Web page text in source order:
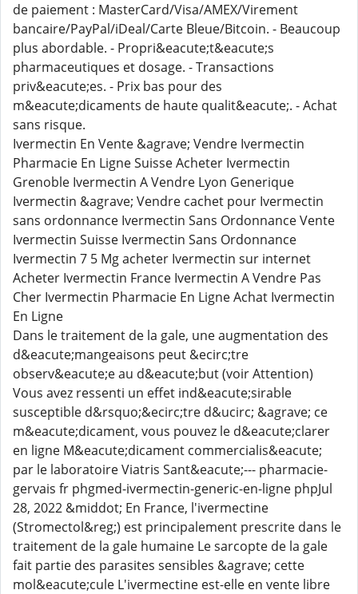
de paiement : MasterCard/Visa/AMEX/Virement
bancaire/PayPal/iDeal/Carte Bleue/Bitcoin. - Beaucoup
plus abordable. - Propri&eacute;t&eacute;s
pharmaceutiques et dosage. - Transactions
priv&eacute;es. - Prix bas pour des
m&eacute;dicaments de haute qualit&eacute;. - Achat
sans risque.
Ivermectin En Vente &agrave; Vendre Ivermectin
Pharmacie En Ligne Suisse Acheter Ivermectin
Grenoble Ivermectin A Vendre Lyon Generique
Ivermectin &agrave; Vendre cachet pour Ivermectin
sans ordonnance Ivermectin Sans Ordonnance Vente
Ivermectin Suisse Ivermectin Sans Ordonnance
Ivermectin 7 5 Mg acheter Ivermectin sur internet
Acheter Ivermectin France Ivermectin A Vendre Pas
Cher Ivermectin Pharmacie En Ligne Achat Ivermectin
En Ligne
Dans le traitement de la gale, une augmentation des
d&eacute;mangeaisons peut &ecirc;tre
observ&eacute;e au d&eacute;but (voir Attention)
Vous avez ressenti un effet ind&eacute;sirable
susceptible d&rsquo;&ecirc;tre d&ucirc; &agrave; ce
m&eacute;dicament, vous pouvez le d&eacute;clarer
en ligne M&eacute;dicament commercialis&eacute;
par le laboratoire Viatris Sant&eacute;--- pharmacie-
gervais fr phgmed-ivermectin-generic-en-ligne phpJul
28, 2022 &middot; En France, l'ivermectine
(Stromectol&reg;) est principalement prescrite dans le
traitement de la gale humaine Le sarcopte de la gale
fait partie des parasites sensibles &agrave; cette
mol&eacute;cule L'ivermectine est-elle en vente libre